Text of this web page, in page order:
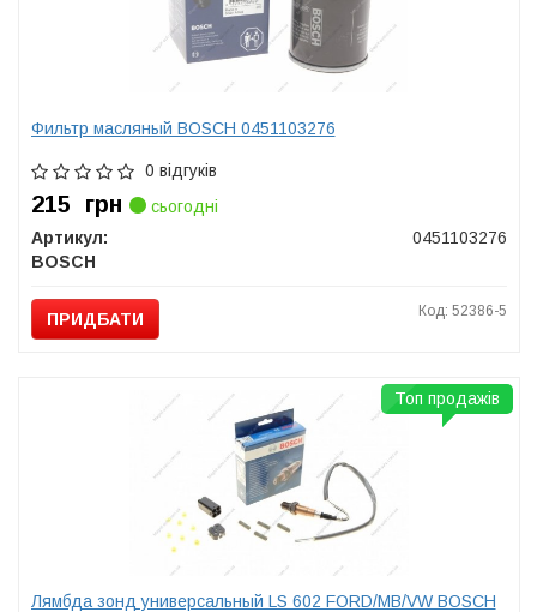
Фильтр масляный BOSCH 0451103276
0 відгуків
215 грн
сьогодні
Артикул:
0451103276
BOSCH
ПРИДБАТИ Код: 52386-5
Лямбда зонд универсальный LS 602 FORD/MB/VW BOSCH
Топ продажів